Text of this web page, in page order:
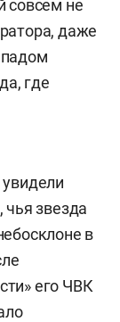
совсем не
даже
где
, чья звезда
в
его ЧВК